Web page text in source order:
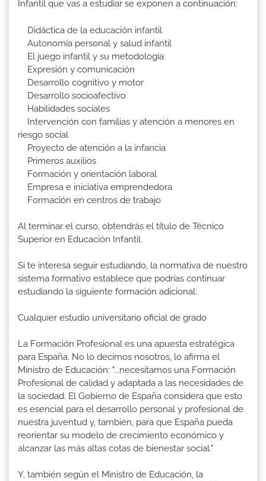
Infantil que vas a estudiar se exponen a continuación:
Didáctica de la educación infantil
Autonomía personal y salud infantil
El juego infantil y su metodología
Expresión y comunicación
Desarrollo cognitivo y motor
Desarrollo socioafectivo
Habilidades sociales
Intervención con familias y atención a menores en
riesgo social
Proyecto de atención a la infancia
Primeros auxilios
Formación y orientación laboral
Empresa e iniciativa emprendedora
Formación en centros de trabajo
Al terminar el curso, obtendrás el título de Técnico
Superior en Educación Infantil.
Si te interesa seguir estudiando, la normativa de nuestro
sistema formativo establece que podrías continuar
estudiando la siguiente formación adicional:
Cualquier estudio universitario oficial de grado
La Formación Profesional es una apuesta estratégica
para España. No lo decimos nosotros, lo afirma el
Ministro de Educación: "...necesitamos una Formación
Profesional de calidad y adaptada a las necesidades de
la sociedad. El Gobierno de España considera que esto
es esencial para el desarrollo personal y profesional de
nuestra juventud y, también, para que España pueda
reorientar su modelo de crecimiento económico y
alcanzar las más altas cotas de bienestar social."
Y, también según el Ministro de Educación, la